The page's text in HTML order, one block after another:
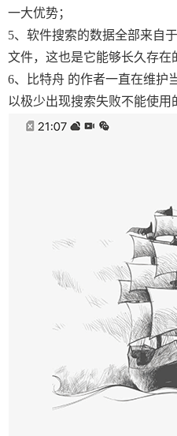
一大优势；
5、软件搜索的数据全部来自
文件，这也是它能够长久存在
6、比特舟 的作者一直在维护
以极少出现搜索失败不能使用